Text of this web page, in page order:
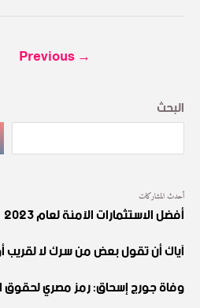
→
البحث
أحدث المشاركات
أفضل الاستثمارات الآمنة لعام 2023
آياك أن تقول بعض من سرك لا لقريب
وفاة جورج إسحاق: رمز مصري لحقوق